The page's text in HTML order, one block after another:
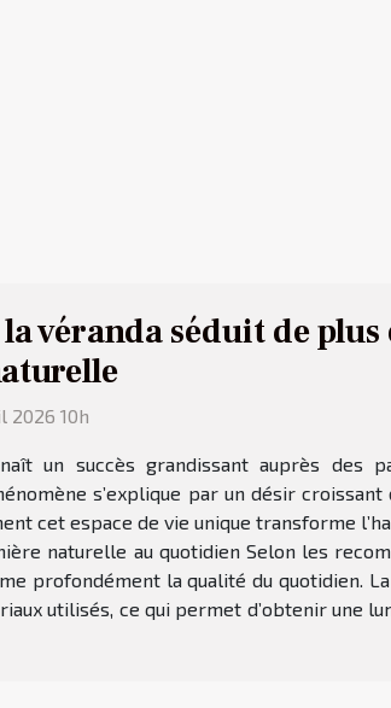
véranda séduit de plus
2026 10h
un succès grandissant auprès des
s’explique par un désir
cet espace de vie unique transforme
naturelle au quotidien Selon les
profondément la qualité du quotidien.
utilisés, ce qui permet d’obtenir une